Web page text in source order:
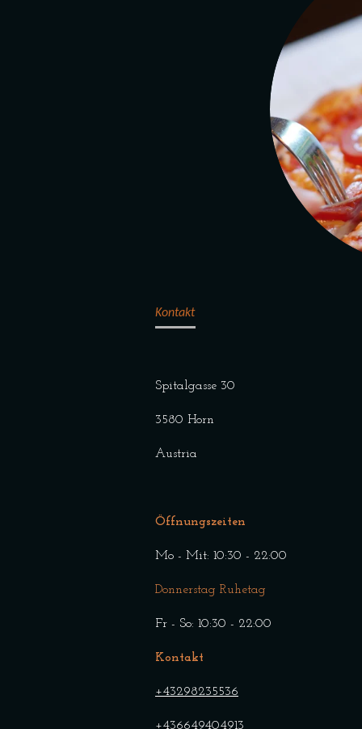
Kontakt
Spitalgasse 30
3580 Horn
Austria
Öffnungszeiten
Mo - Mit: 10:30 - 22:00
Donnerstag Ruhetag
Fr - So: 10:30 - 22:00
Kontakt
+43298235536
+436649404913